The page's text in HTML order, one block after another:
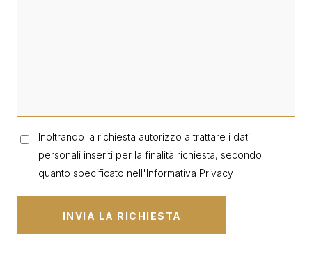
Inoltrando la richiesta autorizzo a trattare i dati
personali inseriti per la finalità richiesta, secondo
quanto specificato nell'Informativa Privacy